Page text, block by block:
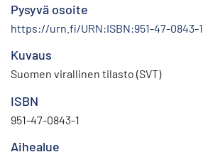
Pysyvä osoite
https://urn.fi/URN:ISBN:951-47-0843-1
Kuvaus
Suomen virallinen tilasto (SVT)
ISBN
951-47-0843-1
Aihealue